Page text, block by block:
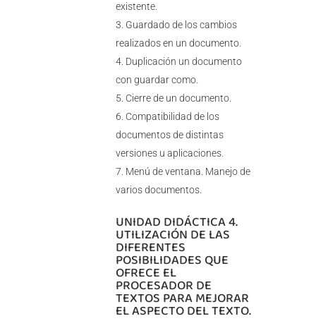
existente.
Guardado de los cambios
realizados en un documento.
Duplicación un documento
con guardar como.
Cierre de un documento.
Compatibilidad de los
documentos de distintas
versiones u aplicaciones.
Menú de ventana. Manejo de
varios documentos.
UNIDAD DIDÁCTICA 4.
UTILIZACIÓN DE LAS
DIFERENTES
POSIBILIDADES QUE
OFRECE EL
PROCESADOR DE
TEXTOS PARA MEJORAR
EL ASPECTO DEL TEXTO.